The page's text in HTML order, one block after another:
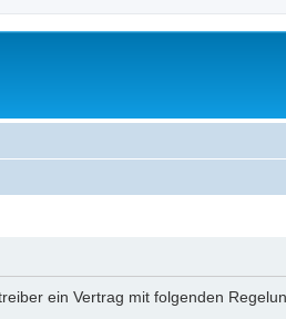
ein Vertrag mit folgenden